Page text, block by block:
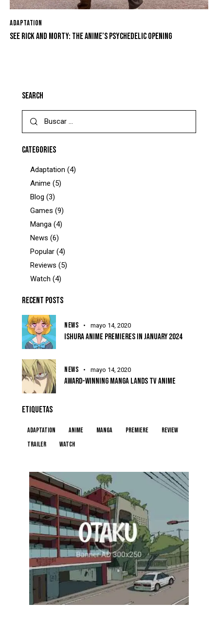
ADAPTATION
SEE RICK AND MORTY: THE ANIME’S PSYCHEDELIC OPENING
SEARCH
CATEGORIES
Adaptation (4)
Anime (5)
Blog (3)
Games (9)
Manga (4)
News (6)
Popular (4)
Reviews (5)
Watch (4)
RECENT POSTS
NEWS mayo 14, 2020
ISHURA ANIME PREMIERES IN JANUARY 2024
NEWS mayo 14, 2020
AWARD-WINNING MANGA LANDS TV ANIME
ETIQUETAS
Adaptation Anime Manga Premiere
Review
Trailer
Watch